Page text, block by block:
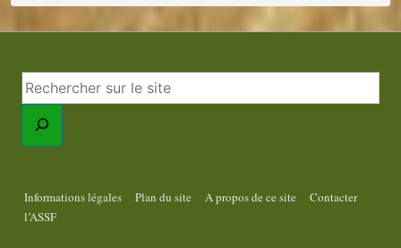
Informations légales Plan du site A propos de ce site
Contacter
l’ASSF